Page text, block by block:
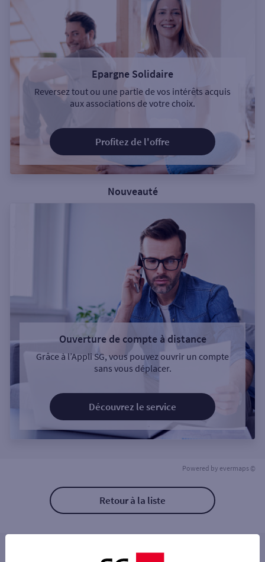
Epargne Solidaire
Reversez tout ou une partie de vos intérêts acquis
aux associations de votre choix.
Profitez de l'offre
Nouveauté
Ouverture de compte à distance
Grâce à l’Appli SG, vous pouvez ouvrir un compte
sans vous déplacer.
Découvrez le service
Powered by evermaps ©
Retour à la liste
Les distributeurs/automates à proximité